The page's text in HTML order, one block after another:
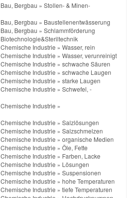
Bau, Bergbau » Stollen- & Minen-
Bau, Bergbau » Baustellenentwässerung
Bau, Bergbau » Schlammförderung
Biotechnologie&Steriltechnik
Chemische Industrie » Wasser, rein
Chemische Industrie » Wasser, verunreinigt
Chemische Industrie » schwache Säuren
Chemische Industrie » schwache Laugen
Chemische Industrie » starke Laugen
Chemische Industrie » Schwefel, -
Chemische Industrie »
Chemische Industrie » Salzlösungen
Chemische Industrie » Salzschmelzen
Chemische Industrie » organische Medien
Chemische Industrie » Öle, Fette
Chemische Industrie » Farben, Lacke
Chemische Industrie » Lösungen
Chemische Industrie » Suspensionen
Chemische Industrie » hohe Temperaturen
Chemische Industrie » tiefe Temperaturen